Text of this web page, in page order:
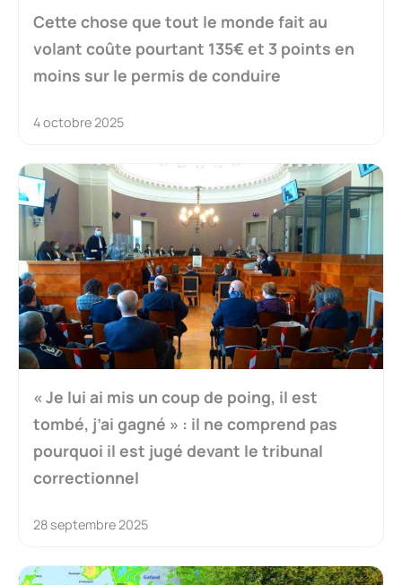
Cette chose que tout le monde fait au
volant coûte pourtant 135€ et 3 points en
moins sur le permis de conduire
4 octobre 2025
« Je lui ai mis un coup de poing, il est
tombé, j’ai gagné » : il ne comprend pas
pourquoi il est jugé devant le tribunal
correctionnel
28 septembre 2025